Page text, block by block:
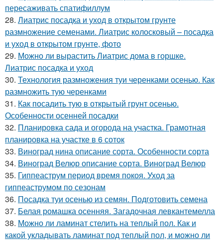
пересаживать спатифиллум
28. Лиатрис посадка и уход в открытом грунте
размножение семенами. Лиатрис колосковый – посадка
и уход в открытом грунте, фото
29. Можно ли вырастить Лиатрис дома в горшке.
Лиатрис посадка и уход
30. Технология размножения туи черенками осенью. Как
размножить тую черенками
31. Как посадить тую в открытый грунт осенью.
Особенности осенней посадки
32. Планировка сада и огорода на участка. Грамотная
планировка на участке в 6 соток
33. Виноград нина описание сорта. Особенности сорта
34. Виноград Велюр описание сорта. Виноград Велюр
35. Гиппеаструм период время покоя. Уход за
гиппеаструмом по сезонам
36. Посадка туи осенью из семян. Подготовить семена
37. Белая ромашка осенняя. Загадочная левкантемелла
38. Можно ли ламинат стелить на теплый пол. Как и
какой укладывать ламинат под теплый пол, и можно ли